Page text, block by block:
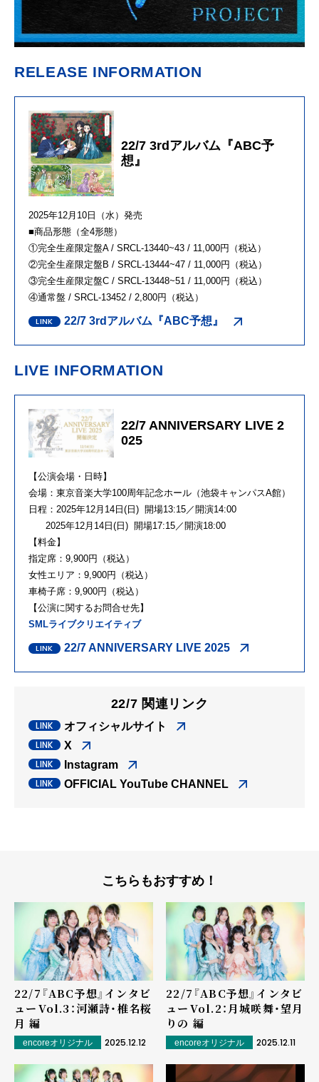
RELEASE INFORMATION
22/7 3rdアルバム『ABC予
想』
2025年12月10日（水）発売
■商品形態（全4形態）
①完全生産限定盤A / SRCL-13440~43 / 11,000円（税込）
②完全生産限定盤B / SRCL-13444~47 / 11,000円（税込）
③完全生産限定盤C / SRCL-13448~51 / 11,000円（税込）
④通常盤 / SRCL-13452 / 2,800円（税込）
22/7 3rdアルバム『ABC予想』
LIVE INFORMATION
22/7 ANNIVERSARY LIVE 2
025
【公演会場・日時】
会場：東京音楽大学100周年記念ホール（池袋キャンパスA館）
日程：2025年12月14日(日) 開場13:15／開演14:00
2025年12月14日(日) 開場17:15／開演18:00
【料金】
指定席：9,900円（税込）
女性エリア：9,900円（税込）
車椅子席：9,900円（税込）
【公演に関するお問合せ先】
SMLライブクリエイティブ
22/7 ANNIVERSARY LIVE 2025
22/7 関連リンク
オフィシャルサイト
X
Instagram
OFFICIAL YouTube CHANNEL
こちらもおすすめ！
22/7『ABC予想』インタビ
ュー――Vol.3：河瀬詩・椎名桜
月 編
encoreオリジナル 2025.12.12
22/7『ABC予想』インタビ
ュー――Vol.2：月城咲舞・望月
りの 編
encoreオリジナル 2025.12.11